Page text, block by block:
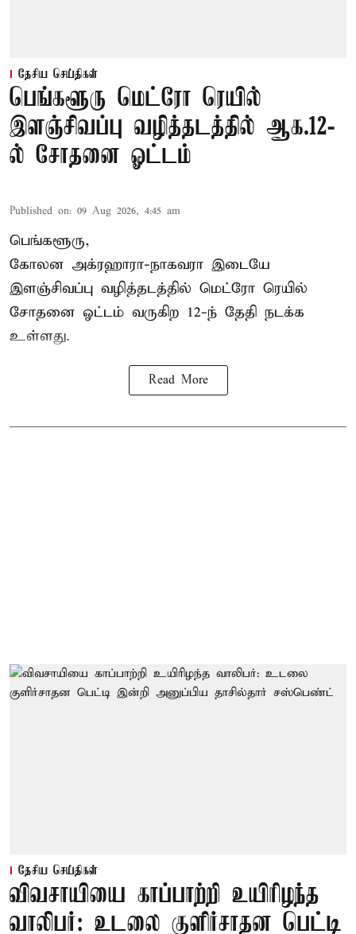
தேசிய செய்திகள்
பெங்களூரு மெட்ரோ ரெயில்
இளஞ்சிவப்பு வழித்தடத்தில் ஆக.12-
ல் சோதனை ஓட்டம்
Published on: 09 Aug 2026, 4:45 am
பெங்களூரு,
கோலன அக்ரஹாரா-நாகவரா இடையே
இளஞ்சிவப்பு வழித்தடத்தில் மெட்ரோ ரெயில்
சோதனை ஓட்டம் வருகிற 12-ந் தேதி நடக்க
உள்ளது.
Read More
தேசிய செய்திகள்
விவசாயியை காப்பாற்றி உயிரிழந்த
வாலிபர்: உடலை குளிர்சாதன பெட்டி